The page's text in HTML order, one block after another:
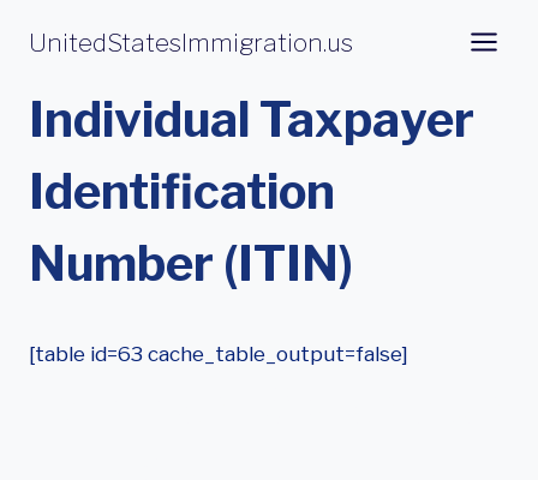
UnitedStatesImmigration.us
Individual Taxpayer
Identification
Number (ITIN)
[table id=63 cache_table_output=false]